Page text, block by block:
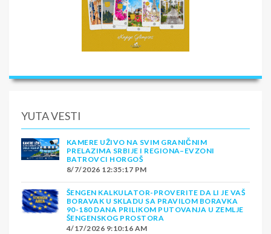
YUTA VESTI
KAMERE UŽIVO NA SVIM GRANIČNIM
PRELAZIMA SRBIJE I REGIONA–EVZONI
BATROVCI HORGOŠ
8/7/2026 12:35:17 PM
ŠENGEN KALKULATOR-PROVERITE DA LI JE VAŠ
BORAVAK U SKLADU SA PRAVILOM BORAVKA
90-180 DANA PRILIKOM PUTOVANJA U ZEMLJE
ŠENGENSKOG PROSTORA
4/17/2026 9:10:16 AM